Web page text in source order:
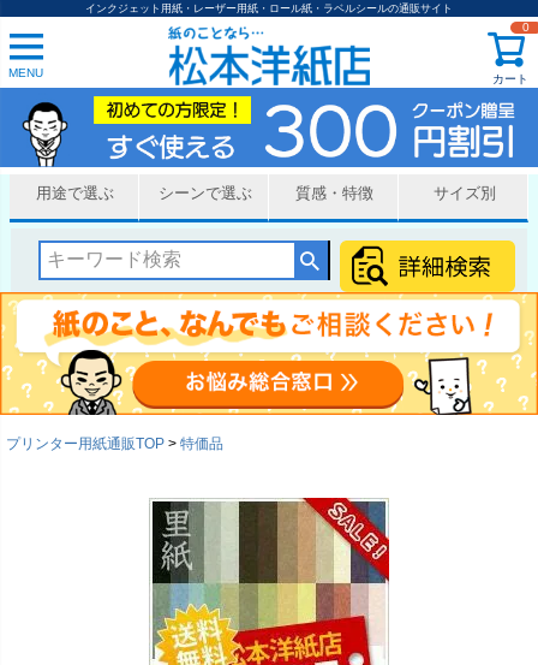
インクジェット用紙・レーザー用紙・ロール紙・ラベルシールの通販サイト
MENU カート
0
用途で選ぶ シーンで選ぶ 質感・特徴 サイズ別
プリンター用紙通販TOP 特価品